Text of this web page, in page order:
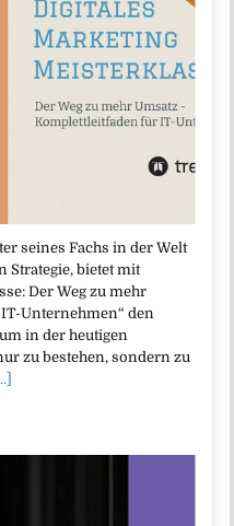
seines Fachs in der Welt
Strategie, bietet mit
Der Weg zu mehr
Unternehmen“ den
in der heutigen
zu bestehen, sondern zu